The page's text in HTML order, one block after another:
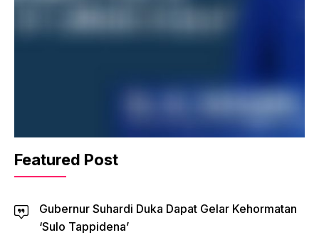
Featured Post
Gubernur Suhardi Duka Dapat Gelar Kehormatan
‘Sulo Tappidena’